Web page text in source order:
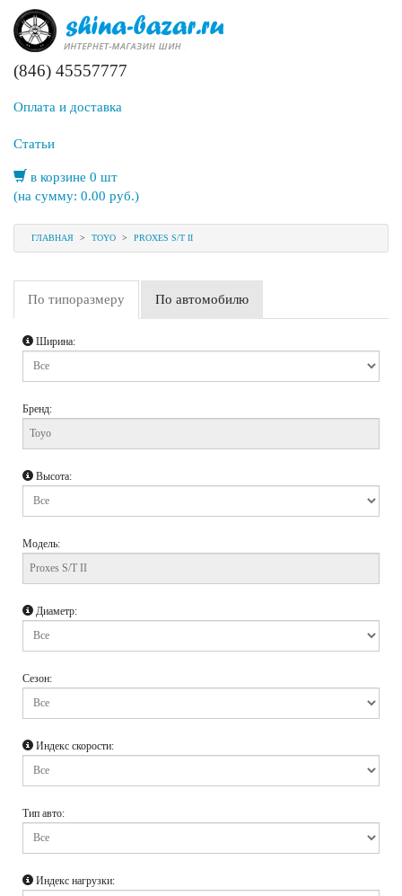
(846) 45557777
Оплата и доставка
Статьи
в корзине 0 шт
(на сумму: 0.00 руб.)
ГЛАВНАЯ > TOYO > PROXES S/T II
По типоразмеру По автомобилю
Ширина:
Бренд:
Высота:
Модель:
Диаметр:
Сезон:
Индекс скорости:
Тип авто:
Индекс нагрузки: